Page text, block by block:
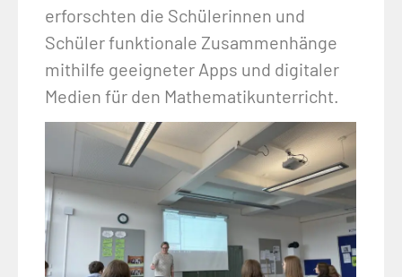
erforschten die Schülerinnen und
Schüler funktionale Zusammenhänge
mithilfe geeigneter Apps und digitaler
Medien für den Mathematikunterricht.